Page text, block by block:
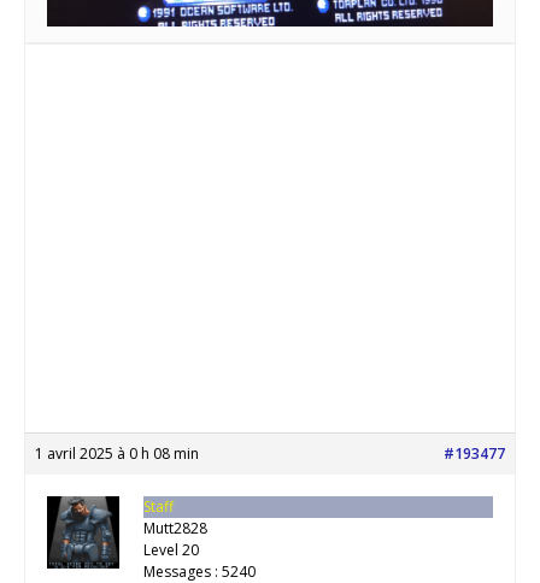
1 avril 2025 à 0 h 08 min #193477
Staff
Mutt2828
Level 20
Messages : 5240